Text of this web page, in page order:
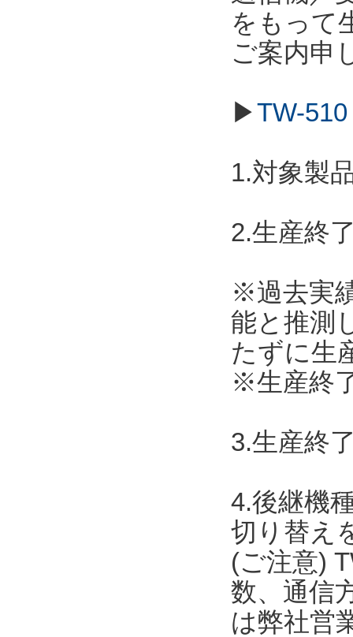
をもって
ご案内申
▶TW-
1.対象製
2.生産終
※過去実
能と推測
たずに生
※生産終
3.生産終
4.後継機
切り替え
(ご注意)
数、通信
は弊社営